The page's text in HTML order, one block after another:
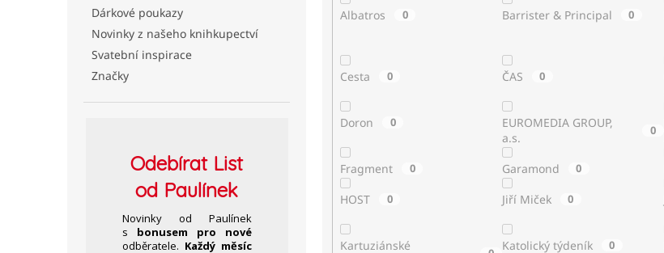
Dárkové poukazy
Novinky z našeho knihkupectví
Svatební inspirace
Značky
OdebíratList
od Paulínek
Novinky od Paulínek
s bonusem pro nové
odběratele. Každý měsíc
Albatros 0 Barrister & Principal 0
Cesta 0 ČAS 0
Doron 0
EUROMEDIA GROUP,
a.s.
0
Fragment 0 Garamond 0
HOST 0 Jiří Miček 0
Kartuziánské
Katolický týdeník 0